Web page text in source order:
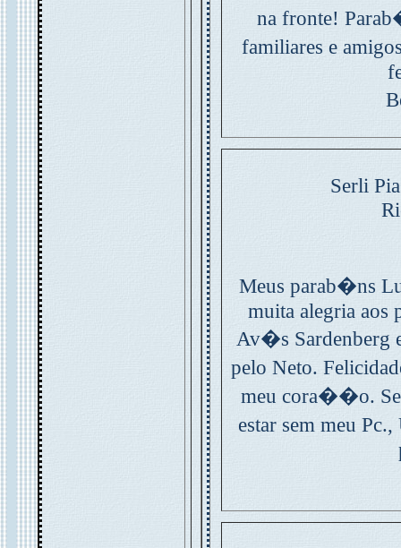
na fronte!
familiares e
Serli
Meus parab�ns
muita alegria aos
Av�s Sardenberg
pelo Neto.
meu cora��o. Se
estar sem meu